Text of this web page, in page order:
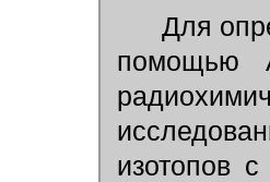
Для
помощью
изотопов